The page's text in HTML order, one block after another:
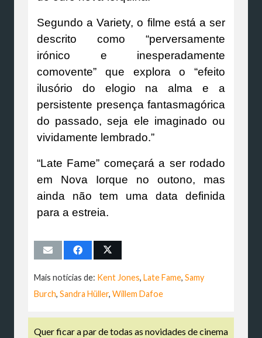
Segundo a Variety, o filme está a ser
descrito como “perversamente
irónico e inesperadamente
comovente” que explora o “efeito
ilusório do elogio na alma e a
persistente presença fantasmagórica
do passado, seja ele imaginado ou
vividamente lembrado.”
“Late Fame” começará a ser rodado
em Nova Iorque no outono, mas
ainda não tem uma data definida
para a estreia.
Mais notícias de: Kent Jones, Late Fame, Samy
Burch, Sandra Hüller, Willem Dafoe
Quer ficar a par de todas as novidades de cinema